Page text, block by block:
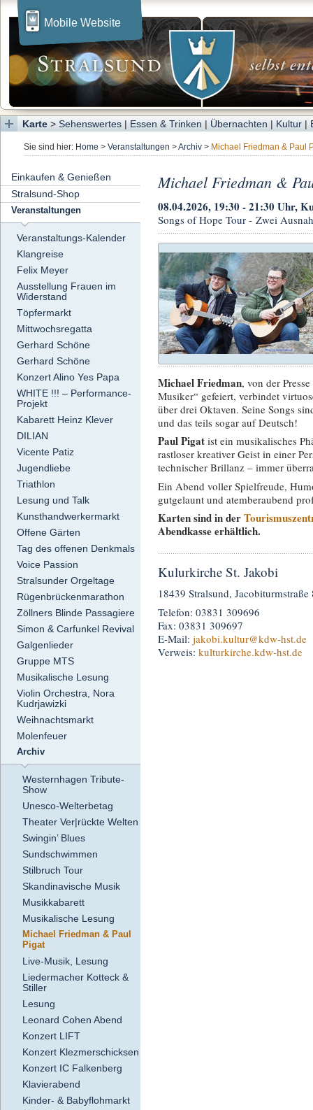
Mobile Website
Karte > Sehenswertes | Essen & Trinken | Übernachten | Kultur |
Sie sind hier: Home > Veranstaltungen >Archiv > Michael Friedman & Paul
Einkaufen & Genießen
Stralsund-Shop
Veranstaltungen
Veranstaltungs-Kalender
Klangreise
Felix Meyer
Ausstellung Frauen im
Widerstand
Töpfermarkt
Mittwochsregatta
Gerhard Schöne
Gerhard Schöne
Konzert Alino Yes Papa
WHITE !!! – Performance-
Projekt
Kabarett Heinz Klever
DILIAN
Vicente Patiz
Jugendliebe
Triathlon
Lesung und Talk
Kunsthandwerkermarkt
Offene Gärten
Tag des offenen Denkmals
Voice Passion
Stralsunder Orgeltage
Rügenbrückenmarathon
Zöllners Blinde Passagiere
Simon & Carfunkel Revival
Galgenlieder
Gruppe MTS
Musikalische Lesung
Violin Orchestra, Nora
Kudrjawizki
Weihnachtsmarkt
Molenfeuer
Archiv
Westernhagen Tribute-
Show
Unesco-Welterbetag
Theater Ver|rückte Welten
Swingin’ Blues
Sundschwimmen
Stilbruch Tour
Skandinavische Musik
Musikkabarett
Musikalische Lesung
Michael Friedman & Paul
Pigat
Live-Musik, Lesung
Liedermacher Kotteck &
Stiller
Lesung
Leonard Cohen Abend
Konzert LIFT
Konzert Klezmerschicksen
Konzert IC Falkenberg
Klavierabend
Kinder- & Babyflohmarkt
Michael Friedman &
08.04.2026, 19:30 - 21:30 Uhr,
Songs of Hope Tour - Zwei
Michael Friedman, von der
Musiker“ gefeiert, verbindet
über drei Oktaven. Seine Songs
und das teils sogar auf Deutsch!
Paul Pigat ist ein musikalisches
rastloser kreativer Geist in einer
technischer Brillanz – immer
Ein Abend voller Spielfreude,
gutgelaunt und atemberaubend
Karten sind in der
Abendkasse erhältlich.
Kulurkirche St. Jakobi
18439 Stralsund, Jacobiturmstraße
Telefon: 03831 309696
Fax: 03831 309697
E-Mail: jakobi.kultur@kdw-hst.de
Verweis: kulturkirche.kdw-hst.de